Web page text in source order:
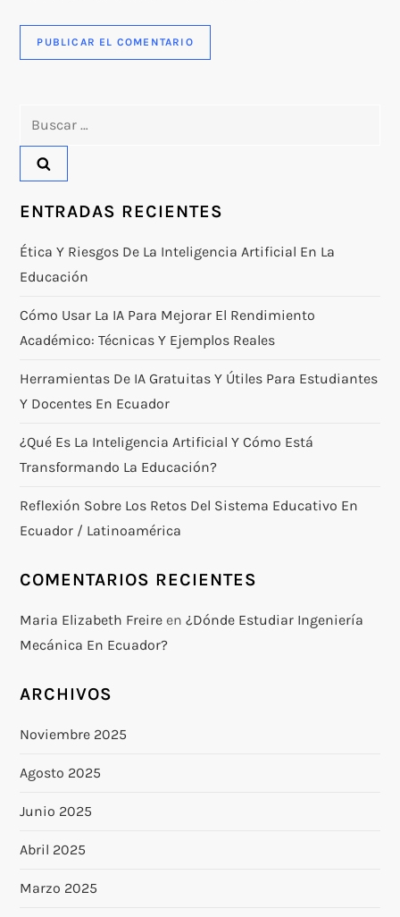
ENTRADAS RECIENTES
Ética Y Riesgos De La Inteligencia Artificial En La
Educación
Cómo Usar La IA Para Mejorar El Rendimiento
Académico: Técnicas Y Ejemplos Reales
Herramientas De IA Gratuitas Y Útiles Para Estudiantes
Y Docentes En Ecuador
¿Qué Es La Inteligencia Artificial Y Cómo Está
Transformando La Educación?
Reflexión Sobre Los Retos Del Sistema Educativo En
Ecuador / Latinoamérica
COMENTARIOS RECIENTES
Maria Elizabeth Freire en¿Dónde Estudiar Ingeniería
Mecánica En Ecuador?
ARCHIVOS
Noviembre 2025
Agosto 2025
Junio 2025
Abril 2025
Marzo 2025